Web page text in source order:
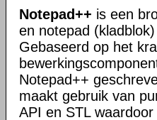
Notepad++ is een
en notepad
Gebaseerd op het
Notepad++
maakt gebruik van
API en STL